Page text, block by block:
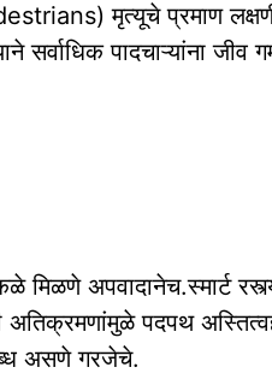
मृत्यूचे प्रमाण
सर्वाधिक पादचाऱ्यांना जीव
मिळणे अपवादानेच.स्मार्ट
पदपथ
असणे गरजेचे.